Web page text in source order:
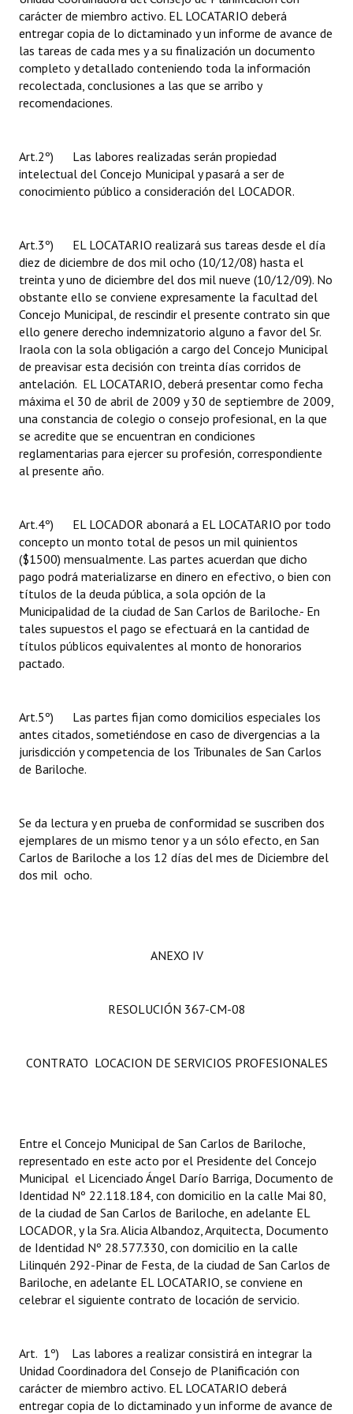
carácter de miembro activo. EL LOCATARIO deberá
entregar copia de lo dictaminado y un informe de avance de
las tareas de cada mes y a su finalización un documento
completo y detallado conteniendo toda la información
recolectada, conclusiones a las que se arribo y
recomendaciones.
Art.2º) Las labores realizadas serán propiedad
intelectual del Concejo Municipal y pasará a ser de
conocimiento público a consideración del LOCADOR.
Art.3º) EL LOCATARIO realizará sus tareas desde el día
diez de diciembre de dos mil ocho (10/12/08) hasta el
treinta y uno de diciembre del dos mil nueve (10/12/09). No
obstante ello se conviene expresamente la facultad del
Concejo Municipal, de rescindir el presente contrato sin que
ello genere derecho indemnizatorio alguno a favor del Sr.
Iraola con la sola obligación a cargo del Concejo Municipal
de preavisar esta decisión con treinta días corridos de
antelación. EL LOCATARIO, deberá presentar como fecha
máxima el 30 de abril de 2009 y 30 de septiembre de 2009,
una constancia de colegio o consejo profesional, en la que
se acredite que se encuentran en condiciones
reglamentarias para ejercer su profesión, correspondiente
al presente año.
Art.4º) EL LOCADOR abonará a EL LOCATARIO por todo
concepto un monto total de pesos un mil quinientos
($1500) mensualmente. Las partes acuerdan que dicho
pago podrá materializarse en dinero en efectivo, o bien con
títulos de la deuda pública, a sola opción de la
Municipalidad de la ciudad de San Carlos de Bariloche.- En
tales supuestos el pago se efectuará en la cantidad de
títulos públicos equivalentes al monto de honorarios
pactado.
Art.5º) Las partes fijan como domicilios especiales los
antes citados, sometiéndose en caso de divergencias a la
jurisdicción y competencia de los Tribunales de San Carlos
de Bariloche.
Se da lectura y en prueba de conformidad se suscriben dos
ejemplares de un mismo tenor y a un sólo efecto, en San
Carlos de Bariloche a los 12 días del mes de Diciembre del
dos mil ocho.
ANEXO IV
RESOLUCIÓN 367-CM-08
CONTRATO LOCACION DE SERVICIOS PROFESIONALES
Entre el Concejo Municipal de San Carlos de Bariloche,
representado en este acto por el Presidente del Concejo
Municipal el Licenciado Ángel Darío Barriga, Documento de
Identidad Nº 22.118.184, con domicilio en la calle Mai 80,
de la ciudad de San Carlos de Bariloche, en adelante EL
LOCADOR, y la Sra. Alicia Albandoz, Arquitecta, Documento
de Identidad Nº 28.577.330, con domicilio en la calle
Lilinquén 292-Pinar de Festa, de la ciudad de San Carlos de
Bariloche, en adelante EL LOCATARIO, se conviene en
celebrar el siguiente contrato de locación de servicio.
Art. 1º) Las labores a realizar consistirá en integrar la
Unidad Coordinadora del Consejo de Planificación con
carácter de miembro activo. EL LOCATARIO deberá
entregar copia de lo dictaminado y un informe de avance de